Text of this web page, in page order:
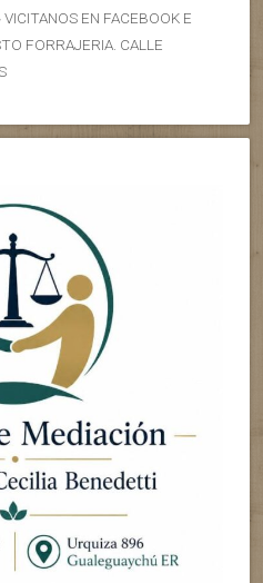
EN FACEBOOK E
FORRAJERIA. CALLE